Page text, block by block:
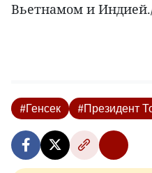
Вьетнамом и
#Генсек #Президент